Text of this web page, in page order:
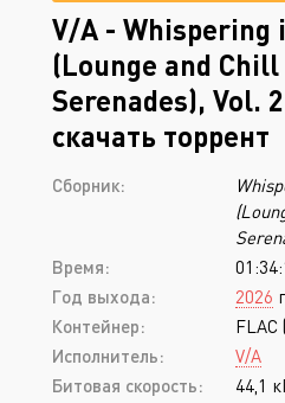
V/A - Whispering
(Lounge and
Serenades), Vol.
скачать торрент
Сборник:
Время:
Год выхода:
2026 г.
Контейнер:
FLAC
Исполнитель:
V/A
Битовая скорость:
44,1